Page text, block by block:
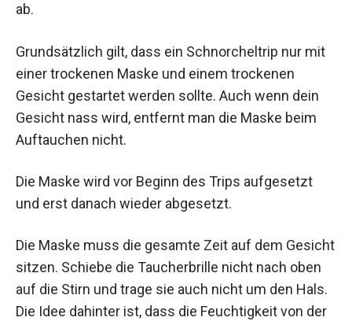
ab.
Grundsätzlich gilt, dass ein Schnorcheltrip nur mit
einer trockenen Maske und einem trockenen
Gesicht gestartet werden sollte. Auch wenn dein
Gesicht nass wird, entfernt man die Maske beim
Auftauchen nicht.
Die Maske wird vor Beginn des Trips aufgesetzt
und erst danach wieder abgesetzt.
Die Maske muss die gesamte Zeit auf dem Gesicht
sitzen. Schiebe die Taucherbrille nicht nach oben
auf die Stirn und trage sie auch nicht um den Hals.
Die Idee dahinter ist, dass die Feuchtigkeit von der